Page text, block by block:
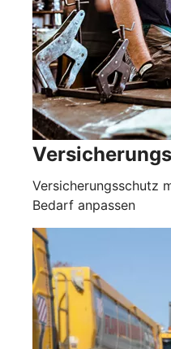
Versicherungsschutz
Bedarf anpassen